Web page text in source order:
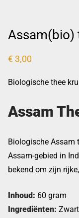
Assam(bio)
€3,00
Biologische thee
Assam
Biologische Assam
Assam-gebied in
bekend om zijn
Inhoud: 60 gram
Ingrediënten: